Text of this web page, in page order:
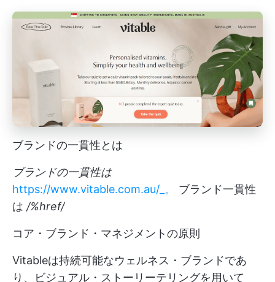
ブランドの一貫性とは
ブランドの一貫性は
https://www.vitable.com.au/_。
ブランド一貫性
は /%href/
コア・ブランド・マネジメントの原則
Vitableは持続可能なウェルネス・ブランドであ
り、ビジュアル・ストーリーテリングを用いて